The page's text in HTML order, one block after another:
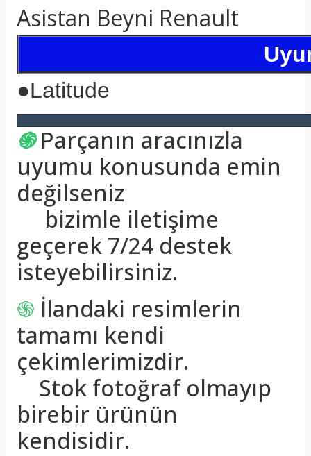
Asistan Beyni Renault
●Latitude
֍ Parçanın aracınızla
uyumu konusunda emin
değilseniz
bizimle iletişime
geçerek 7/24 destek
isteyebilirsiniz.
֍ İlandaki resimlerin
tamamı kendi
çekimlerimizdir.
Stok fotoğraf olmayıp
birebir ürünün
kendisidir.